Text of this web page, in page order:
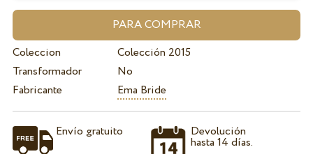
Coleccion
Colección 2015
Transformador
No
Fabricante
Ema Bride
Envío gratuito Devolución
hasta 14 días.